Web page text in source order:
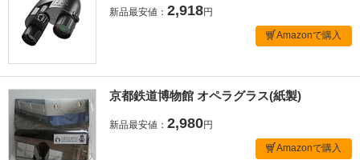
新品最安値： 2,918円
Amazonで購入
京都鉄道博物館 オペラグラス(紙製)
新品最安値： 2,980円
Amazonで購入